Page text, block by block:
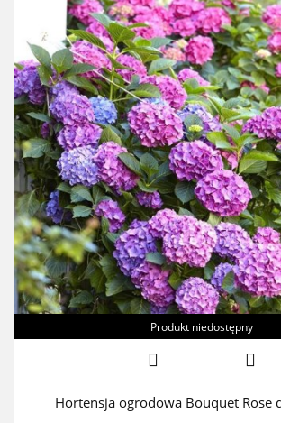
Produkt niedostępny
Hortensja ogrodowa Bouquet Rose